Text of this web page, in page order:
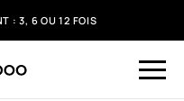
: 3, 6 OU 12 FOIS